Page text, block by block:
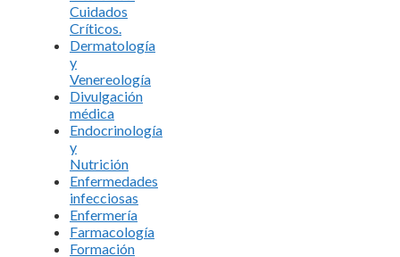
Cuidados
Críticos.
Dermatología
y
Venereología
Divulgación
médica
Endocrinología
y
Nutrición
Enfermedades
infecciosas
Enfermería
Farmacología
Formación